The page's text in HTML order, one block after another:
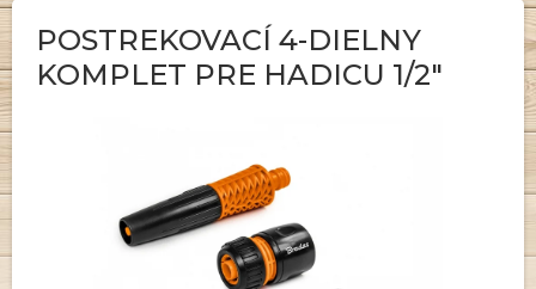
POSTREKOVACÍ 4-DIELNY
KOMPLET PRE HADICU 1/2"